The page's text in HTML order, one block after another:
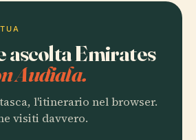
ascolta Emirates
Audiala.
l'itinerario nel browser.
visiti davvero.